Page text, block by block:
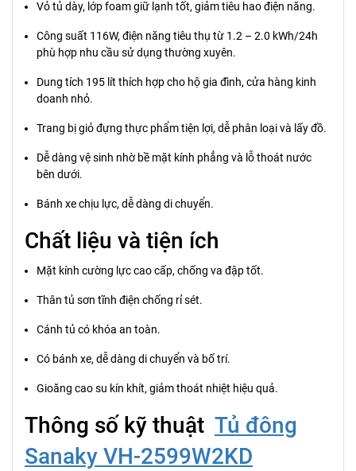
Vỏ tủ dày, lớp foam giữ lạnh tốt, giảm tiêu hao điện năng.
Công suất 116W, điện năng tiêu thụ từ 1.2 – 2.0 kWh/24h
phù hợp nhu cầu sử dụng thường xuyên.
Dung tích 195 lít thích hợp cho hộ gia đình, cửa hàng kinh
doanh nhỏ.
Trang bị giỏ đựng thực phẩm tiện lợi, dễ phân loại và lấy đồ.
Dễ dàng vệ sinh nhờ bề mặt kính phẳng và lỗ thoát nước
bên dưới.
Bánh xe chịu lực, dễ dàng di chuyển.
Chất liệu và tiện ích
Mặt kính cường lực cao cấp, chống va đập tốt.
Thân tủ sơn tĩnh điện chống rỉ sét.
Cánh tủ có khóa an toàn.
Có bánh xe, dễ dàng di chuyển và bố trí.
Gioăng cao su kín khít, giảm thoát nhiệt hiệu quả.
Thông số kỹ thuật Tủ đông
Sanaky VH-2599W2KD